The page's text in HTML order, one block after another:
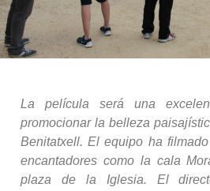
La película será una
promocionar la belleza
Benitatxell. El equipo ha
encantadores como la cala
plaza de la Iglesia. El